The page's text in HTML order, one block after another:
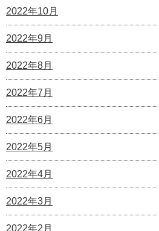
2022年10月
2022年9月
2022年8月
2022年7月
2022年6月
2022年5月
2022年4月
2022年3月
2022年2月